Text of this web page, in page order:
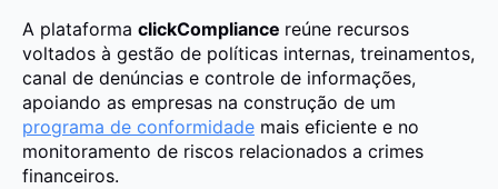
A plataforma clickCompliance reúne recursos
voltados à gestão de políticas internas, treinamentos,
canal de denúncias e controle de informações,
apoiando as empresas na construção de um
programa de conformidade mais eficiente e no
monitoramento de riscos relacionados a crimes
financeiros.